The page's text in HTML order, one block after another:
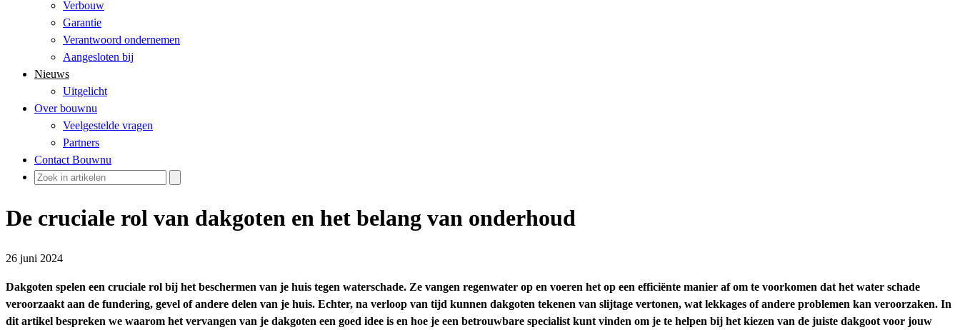
Verbouw
Garantie
Verantwoord ondernemen
Aangesloten bij
Nieuws
Uitgelicht
Over bouwnu
Veelgestelde vragen
Partners
Contact Bouwnu
De cruciale rol van dakgoten en het belang van onderhoud
26 juni 2024
Dakgoten spelen een cruciale rol bij het beschermen van je huis tegen waterschade. Ze vangen regenwater op en voeren het op een efficiënte manier af om te voorkomen dat het water schade
veroorzaakt aan de fundering, gevel of andere delen van je huis. Echter, na verloop van tijd kunnen dakgoten tekenen van slijtage vertonen, wat lekkages of andere problemen kan veroorzaken. In
dit artikel bespreken we waarom het vervangen van je dakgoten een goed idee is en hoe je een betrouwbare specialist kunt vinden om je te helpen bij het kiezen van de juiste dakgoot voor jouw